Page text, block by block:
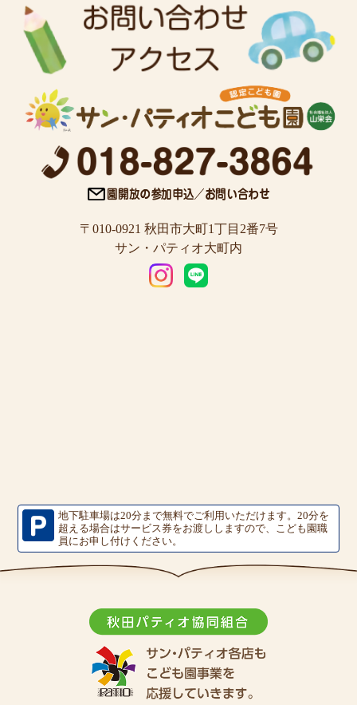
〒010-0921 秋田市大町1丁目2番7号
サン・パティオ大町内
地下駐車場は20分まで無料でご利用いただけます。20分を
超える場合はサービス券をお渡ししますので、こども園職
員にお申し付けください。